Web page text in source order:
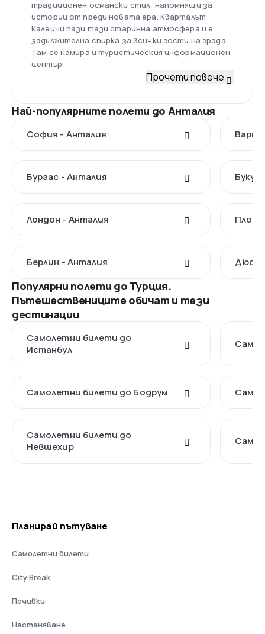
традиционен османски стил, напомнящи за
истории от преди новата ера. Кварталът
Калеичи пази тази старинна атмосфера и е
задължителна спирка за всички гости на града.
Там се намира и туристическия информационен
център.
Прочети повече
Най-популярните полети до Анталия
София - Анталия
Бургас - Анталия
Лондон - Анталия
Берлин - Анталия
Популярни полети до Турция.
Пътешествениците обичат и тези
дестинации
Самолетни билети до
Истанбул
Самолетни билети до Бодрум
Самолетни билети до
Невшехир
Планирай пътуване
Самолетни билети
City Break
Почивки
Настаняване